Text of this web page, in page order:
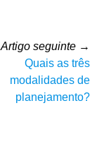
Artigo seguinte →
Quais as três
modalidades de
planejamento?